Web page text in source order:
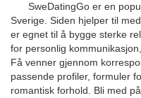
SweDatingGo er en
Sverige. Siden hjelper til
er egnet til å bygge sterke
for personlig
Få venner gjennom
passende profiler, formuler
romantisk forhold. Bli med